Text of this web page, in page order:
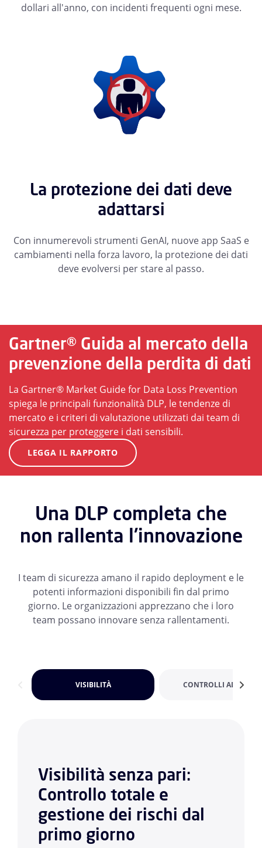
dollari all'anno, con incidenti frequenti ogni mese.
La protezione dei dati deve
adattarsi
Con innumerevoli strumenti GenAI, nuove app SaaS e
cambiamenti nella forza lavoro, la protezione dei dati
deve evolversi per stare al passo.
Gartner® Guida al mercato della
prevenzione della perdita di dati
La Gartner® Market Guide for Data Loss Prevention
spiega le principali funzionalità DLP, le tendenze di
mercato e i criteri di valutazione utilizzati dai team di
sicurezza per proteggere i dati sensibili.
LEGGA IL RAPPORTO
Una DLP completa che
non rallenta l'innovazione
I team di sicurezza amano il rapido deployment e le
potenti informazioni disponibili fin dal primo
giorno. Le organizzazioni apprezzano che i loro
team possano innovare senza rallentamenti.
VISIBILITÀ CONTROLLI ADATTIVI
Visibilità senza pari:
Controllo totale e
gestione dei rischi dal
primo giorno